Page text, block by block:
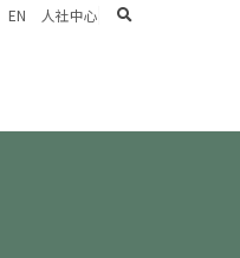
EN 人社中心 search